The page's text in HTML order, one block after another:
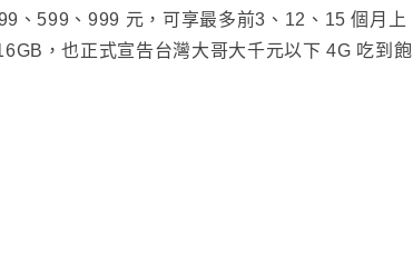
、599、999 元，可享最多前3、12、15 個月上
，也正式宣告台灣大哥大千元以下 4G 吃到飽